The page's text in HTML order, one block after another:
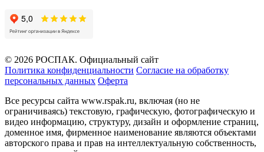
© 2026 РОСПАК. Официальный сайт
Политика конфиденциальности Согласие на обработку
персональных данных Оферта
Все ресурсы сайта www.rspak.ru, включая (но не
ограничиваясь) текстовую, графическую, фотографическую и
видео информацию, структуру, дизайн и оформление страниц,
доменное имя, фирменное наименование являются объектами
авторского права и прав на интеллектуальную собственность,